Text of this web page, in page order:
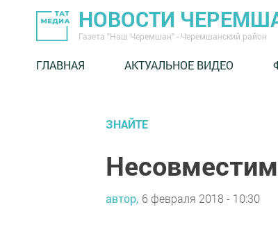
НОВОСТИ
Газета "Наш Черемшан" - Черемшанский район
ГЛАВНАЯ АКТУАЛЬНОЕ ВИДЕО
ЗНАЙТЕ
автор, 6 февраля 2018 - 10:30